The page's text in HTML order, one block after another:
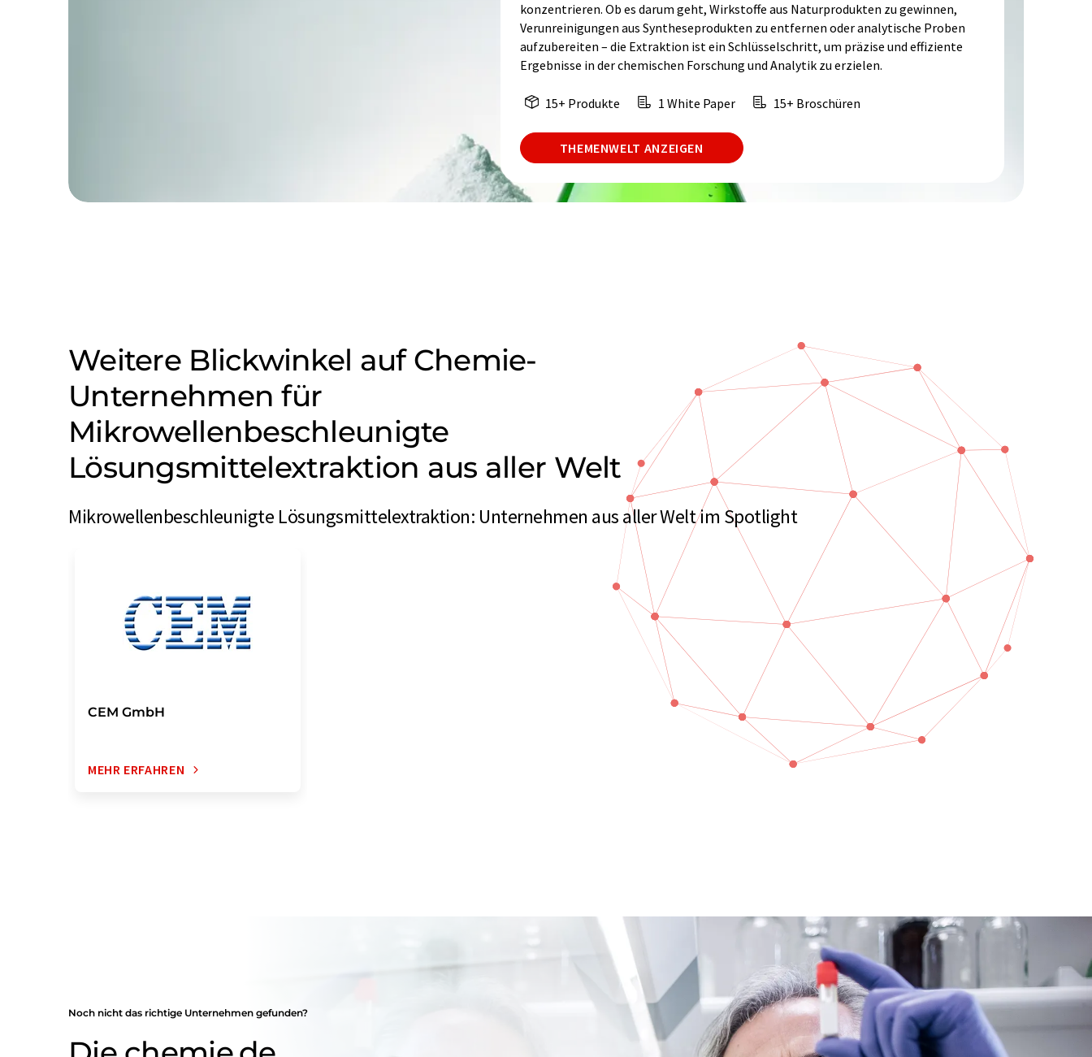
konzentrieren. Ob es darum geht, Wirkstoffe aus Naturprodukten zu gewinnen,
Verunreinigungen aus Syntheseprodukten zu entfernen oder analytische Proben
aufzubereiten – die Extraktion ist ein Schlüsselschritt, um präzise und effiziente
Ergebnisse in der chemischen Forschung und Analytik zu erzielen.
15+ Produkte 1 White Paper 15+ Broschüren
THEMENWELT ANZEIGEN
Weitere Blickwinkel auf Chemie-
Unternehmen für
Mikrowellenbeschleunigte
Lösungsmittelextraktion aus aller Welt
Mikrowellenbeschleunigte Lösungsmittelextraktion: Unternehmen aus aller Welt im Spotlight
CEM GmbH
MEHR ERFAHREN
Noch nicht das richtige Unternehmen gefunden?